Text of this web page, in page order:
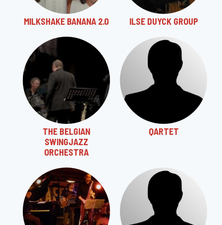
MILKSHAKE BANANA 2.0 ILSE DUYCK GROUP
THE BELGIAN
SWINGJAZZ
ORCHESTRA
QARTET